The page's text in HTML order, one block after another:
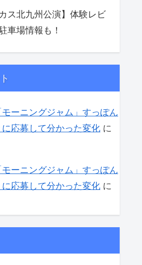
ス北九州公演】体験レビ
車場情報も！
ーニングジャム」すっぽん
応募して分かった変化 に
ーニングジャム」すっぽん
応募して分かった変化 に